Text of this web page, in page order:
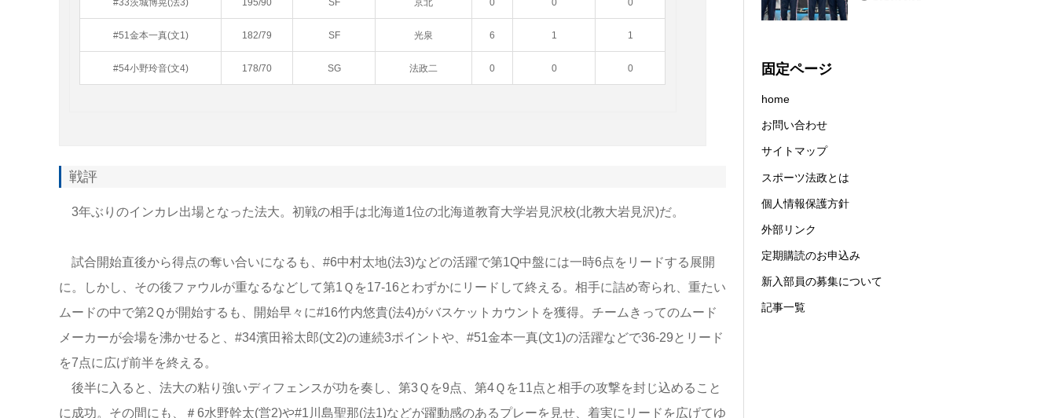
#51金本一真(文1) 182/79 SF 光泉 6 1 1
#54小野玲音(文4) 178/70 SG 法政二 0 0 0
戦評
3年ぶりのインカレ出場となった法大。初戦の相手は北海道1位の北海道教育大学岩見沢校(北教大岩見沢)だ。
試合開始直後から得点の奪い合いになるも、#6中村太地(法3)などの活躍で第1Q中盤には一時6点をリードする展開
に。しかし、その後ファウルが重なるなどして第1Ｑを17-16とわずかにリードして終える。相手に詰め寄られ、重たい
ムードの中で第2Ｑが開始するも、開始早々に#16竹内悠貴(法4)がバスケットカウントを獲得。チームきってのムード
メーカーが会場を沸かせると、#34濱田裕太郎(文2)の連続3ポイントや、#51金本一真(文1)の活躍などで36-29とリード
を7点に広げ前半を終える。
後半に入ると、法大の粘り強いディフェンスが功を奏し、第3Ｑを9点、第4Ｑを11点と相手の攻撃を封じ込めること
に成功。その間にも、＃6水野幹太(営2)や#1川島聖那(法1)などが躍動感のあるプレーを見せ、着実にリードを広げてゆ
固定ページ
home
お問い合わせ
サイトマップ
スポーツ法政とは
個人情報保護方針
外部リンク
定期購読のお申込み
新入部員の募集について
記事一覧